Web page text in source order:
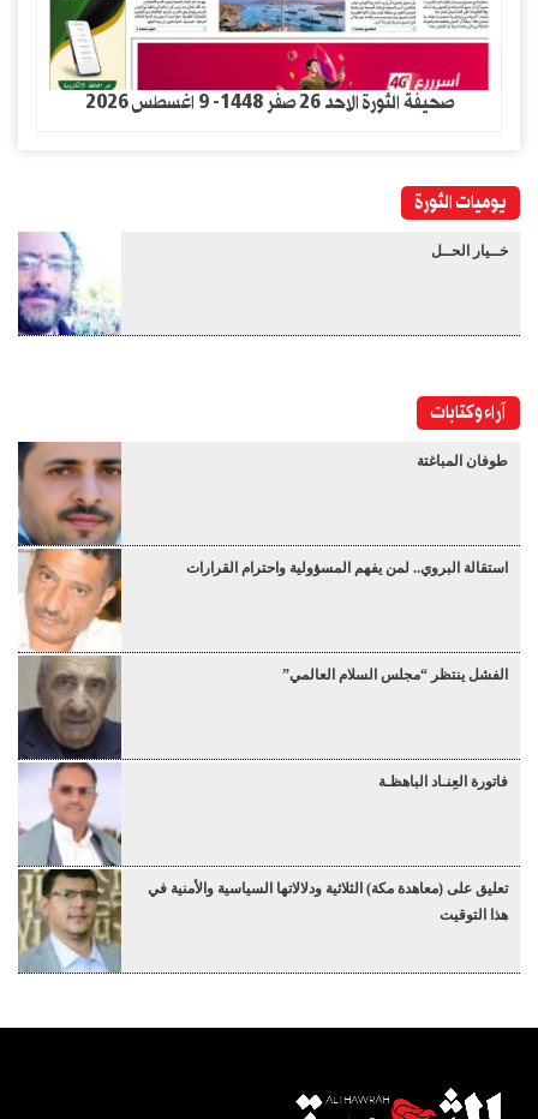
صحيفة الثورة الاحد 26 صفر 1448- 9 اغسطس 2026
يوميات الثورة
خــيار الحــل
آراء وكتابات
طوفان المباغتة
استقالة البروي.. لمن يفهم المسؤولية واحترام القرارات
الفشل ينتظر “مجلس السلام العالمي”
فاتورة العِنـاد الباهظـة
تعليق على (معاهدة مكة) الثلاثية ودلالاتها السياسية والأمنية في
هذا التوقيت